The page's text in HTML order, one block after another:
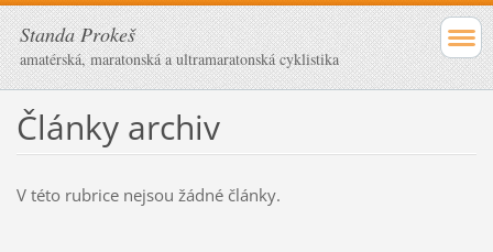
Standa Prokeš
amatérská, maratonská a ultramaratonská cyklistika
Články archiv
V této rubrice nejsou žádné články.